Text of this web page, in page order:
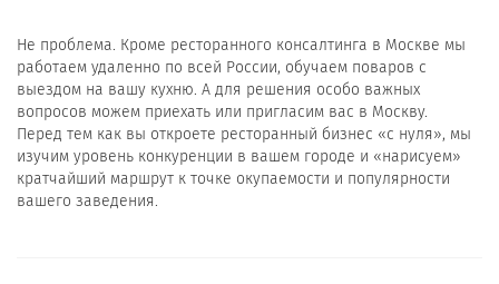
Не проблема. Кроме ресторанного консалтинга в Москве мы
работаем удаленно по всей России, обучаем поваров с
выездом на вашу кухню. А для решения особо важных
вопросов можем приехать или пригласим вас в Москву.
Перед тем как вы откроете ресторанный бизнес «с нуля», мы
изучим уровень конкуренции в вашем городе и «нарисуем»
кратчайший маршрут к точке окупаемости и популярности
вашего заведения.